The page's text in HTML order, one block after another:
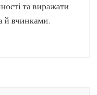
та виражати
й вчинками.